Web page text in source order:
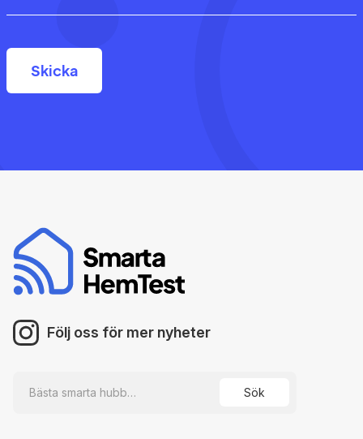
Följ oss för mer nyheter